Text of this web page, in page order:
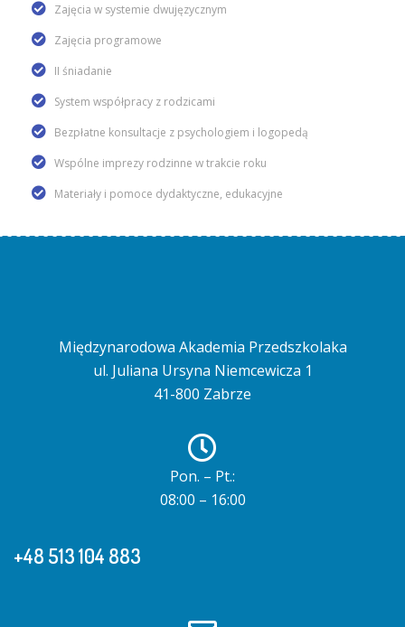
Zajęcia w systemie dwujęzycznym
Zajęcia programowe
II śniadanie
System współpracy z rodzicami
Bezpłatne konsultacje z psychologiem i logopedą
Wspólne imprezy rodzinne w trakcie roku
Materiały i pomoce dydaktyczne, edukacyjne
Międzynarodowa Akademia Przedszkolaka
ul. Juliana Ursyna Niemcewicza 1
41-800 Zabrze
Pon. – Pt.:
08:00 – 16:00
+48 513 104 883